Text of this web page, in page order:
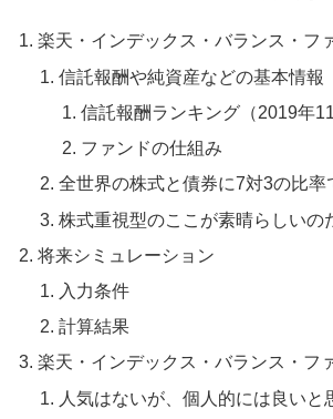
楽天・インデックス・バランス・フ
信託報酬や純資産などの基本情報
信託報酬ランキング（2019年11
ファンドの仕組み
全世界の株式と債券に7対3の比率
株式重視型のここが素晴らしいの
将来シミュレーション
入力条件
計算結果
楽天・インデックス・バランス・フ
人気はないが、個人的には良いと